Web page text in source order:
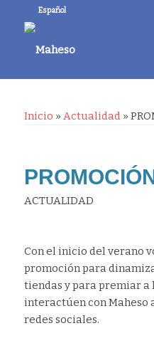
Español
Inicio » Actualidad»
ACTUALIDAD
Con el inicio del verano
promoción para
tiendas y para premiar a
interactúen con Maheso
redes sociales.